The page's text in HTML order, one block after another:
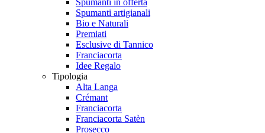
Spumanti in offerta
Spumanti artigianali
Bio e Naturali
Premiati
Esclusive di Tannico
Franciacorta
Idee Regalo
Tipologia
Alta Langa
Crémant
Franciacorta
Franciacorta Satèn
Prosecco